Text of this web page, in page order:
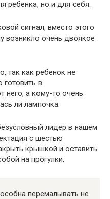
ребенка, но и для себя.
сигнал, вместо этого
возникло очень двоякое
так как ребенок не
готовить в
него, а кому-то очень
ли лампочка.
лидер в нашем
с шестью
крышкой и оставить
на прогулки.
перемалывать не